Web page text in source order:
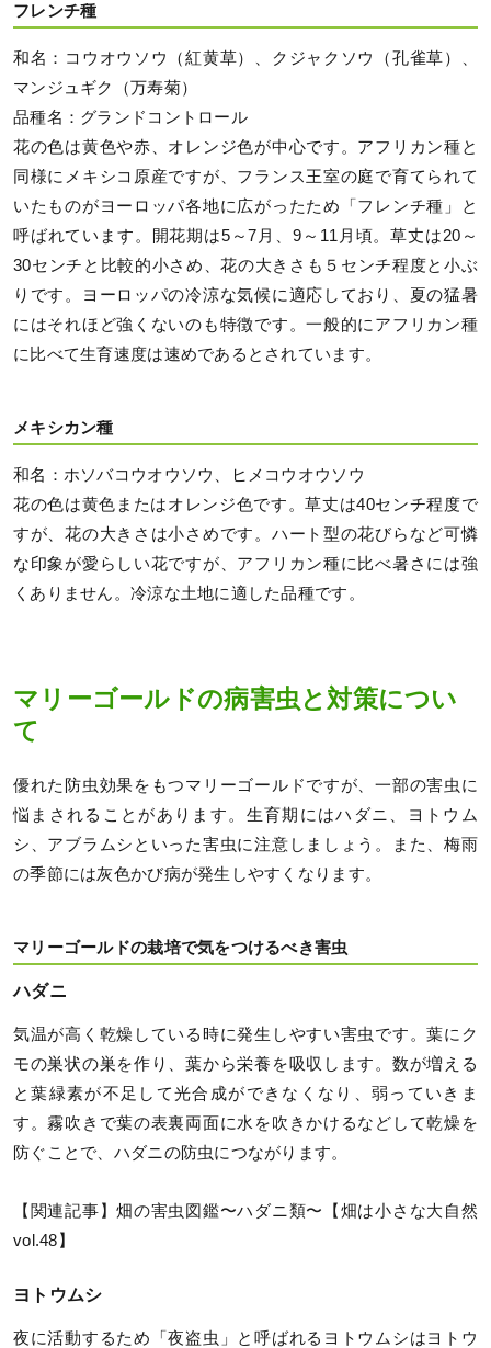
フレンチ種
和名：コウオウソウ（紅黄草）、クジャクソウ（孔雀草）、
マンジュギク（万寿菊）
品種名：グランドコントロール
花の色は黄色や赤、オレンジ色が中心です。アフリカン種と
同様にメキシコ原産ですが、フランス王室の庭で育てられて
いたものがヨーロッパ各地に広がったため「フレンチ種」と
呼ばれています。開花期は5～7月、9～11月頃。草丈は20～
30センチと比較的小さめ、花の大きさも５センチ程度と小ぶ
りです。ヨーロッパの冷涼な気候に適応しており、夏の猛暑
にはそれほど強くないのも特徴です。一般的にアフリカン種
に比べて生育速度は速めであるとされています。
メキシカン種
和名：ホソバコウオウソウ、ヒメコウオウソウ
花の色は黄色またはオレンジ色です。草丈は40センチ程度で
すが、花の大きさは小さめです。ハート型の花びらなど可憐
な印象が愛らしい花ですが、アフリカン種に比べ暑さには強
くありません。冷涼な土地に適した品種です。
マリーゴールドの病害虫と対策につい
て
優れた防虫効果をもつマリーゴールドですが、一部の害虫に
悩まされることがあります。生育期にはハダニ、ヨトウム
シ、アブラムシといった害虫に注意しましょう。また、梅雨
の季節には灰色かび病が発生しやすくなります。
マリーゴールドの栽培で気をつけるべき害虫
ハダニ
気温が高く乾燥している時に発生しやすい害虫です。葉にク
モの巣状の巣を作り、葉から栄養を吸収します。数が増える
と葉緑素が不足して光合成ができなくなり、弱っていきま
す。霧吹きで葉の表裏両面に水を吹きかけるなどして乾燥を
防ぐことで、ハダニの防虫につながります。
【関連記事】畑の害虫図鑑〜ハダニ類〜【畑は小さな大自然
vol.48】
ヨトウムシ
夜に活動するため「夜盗虫」と呼ばれるヨトウムシはヨトウ